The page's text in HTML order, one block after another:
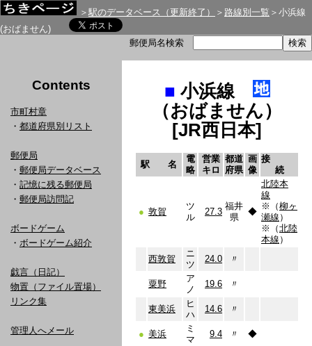
＞ 駅のデータベース（更新終了） ＞ 路線別一覧 ＞小浜線
(おばません)
郵便局名検索
Contents
市町村章
・ 都道府県別リスト
郵便局
・ 郵便局データベース
・ 記憶に残る郵便局
・ 郵便局訪問記
ボードゲーム
・ ボードゲーム紹介
戯言（日記）
物置（ファイル置場）
リンク集
管理人へメール
■ 小浜線
（おばません）
[JR西日本]
駅 名
電
略
営業
キロ
都道
府県
画
像
接
続
● 敦賀
ツ
ル
27.3
福井
県
◆
北陸本
線
※（柳ヶ
瀬線 ）
※（北陸
本線 ）
西敦賀
ニ
ツ
24.0 〃
粟野
ア
ノ
19.6 〃
東美浜
ヒ
ハ
14.6 〃
● 美浜
ミ
マ
9.4 〃 ◆